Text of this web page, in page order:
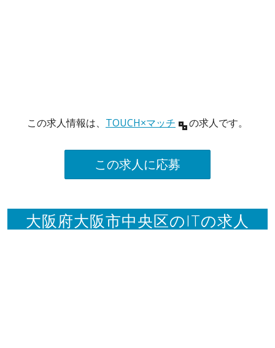
この求人情報は、 TOUCH×マッチ の求人です。
この求人に応募
大阪府大阪市中央区のITの求人